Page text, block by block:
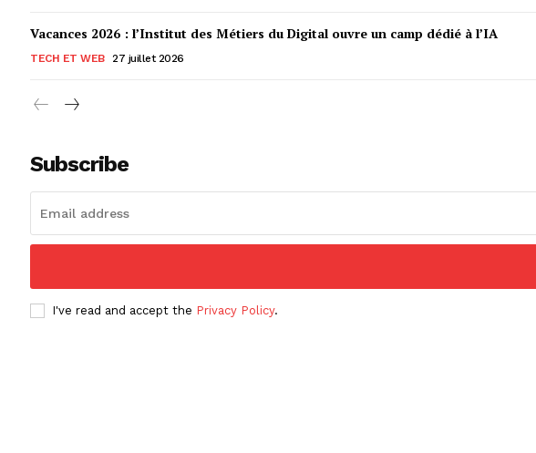
Vacances 2026 : l’Institut des Métiers du Digital ouvre un camp dédié à l’IA
TECH ET WEB 27 juillet 2026
Subscribe
I've read and accept the Privacy Policy.